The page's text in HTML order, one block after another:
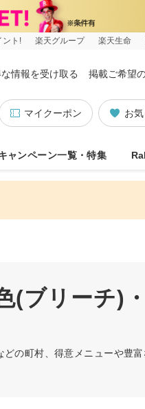
ント! 楽天グループ 楽天生命
情報を受け取る 掲載ご希望
お
マイクーポン
ャンペーン一覧・特集
(ブリーチ)・
の町村、得意メニューや豊富